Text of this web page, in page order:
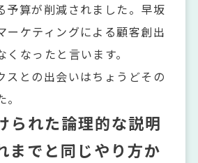
予算が削減されました。早坂
ーケティングによる顧客創出
なったと言います。
スとの出会いはちょうどその
られた論理的な説明
までと同じやり方か